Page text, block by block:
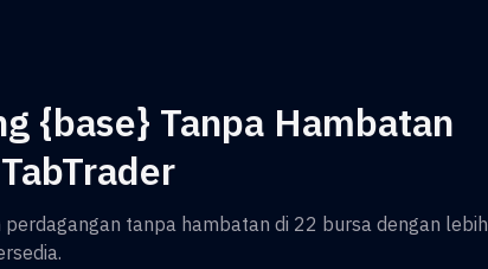
{base} Tanpa Hambatan
perdagangan tanpa hambatan di 22 bursa dengan lebih